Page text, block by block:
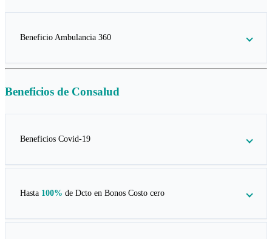
Beneficio Ambulancia 360
Beneficios de Consalud
Beneficios Covid-19
Hasta 100% de Dcto en Bonos Costo cero